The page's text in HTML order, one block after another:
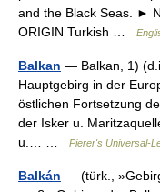
and the Black Seas. ►
ORIGIN Turkish …
Balkan — Balkan, 1)
Hauptgebirg in der
östlichen Fortsetzung
der Isker u.
u.… …
Pierer's Universal-
Balkán — (türk.,